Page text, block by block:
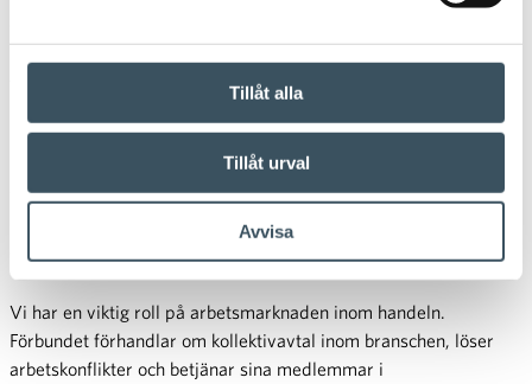
Tillåt alla
Tillåt urval
Avvisa
Verksamhet, strategi och
Finsk Handel är en nationell intressebevakningsorganisation
inom handeln, som har till uppgift att främja den finska handeln.
Vi utvecklar verksamhetsförutsättningarna för företagen i
branschen, främjar samarbetet mellan dem och tar hand om
våra medlemmars närings- och arbetsgivarförmåner.
Vi har en viktig roll på arbetsmarknaden inom handeln.
Förbundet förhandlar om kollektivavtal inom branschen, löser
arbetskonflikter och betjänar sina medlemmar i